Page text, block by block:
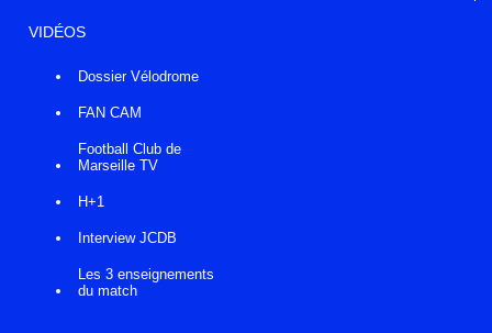
VIDÉOS
Dossier Vélodrome
FAN CAM
Football Club de
Marseille TV
H+1
Interview JCDB
Les 3 enseignements
du match